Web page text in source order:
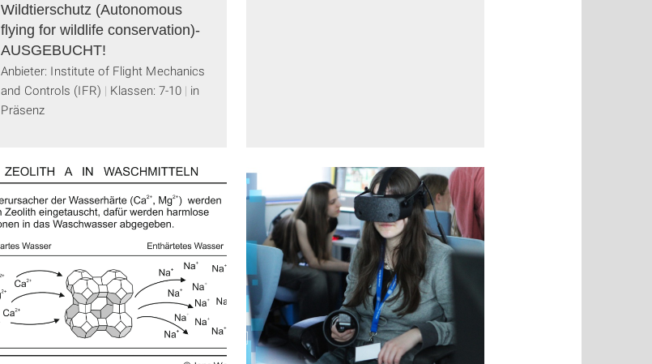
Wildtierschutz (Autonomous
flying for wildlife conservation)-
AUSGEBUCHT!
Anbieter: Institute of Flight Mechanics
and Controls (IFR)
Klassen: 7-10
in
Präsenz